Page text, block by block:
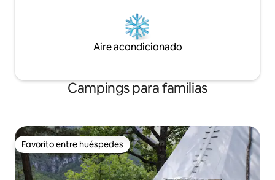
Aire acondicionado
Campings para familias
Favorito entre huéspedes
Favorito entre huéspedes